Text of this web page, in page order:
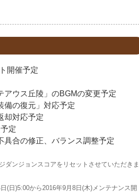
開催予定
アウス丘陵」のBGMの変更予定
備の復元」対応予定
却対応予定
定
具合の修正、バランス調整予定
ンジョンスコアをリセットさせていただきま
(日)5:00から2016年9月8日(木)メンテナンス開